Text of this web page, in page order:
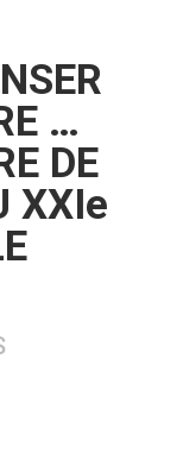
…
DE
XXIe